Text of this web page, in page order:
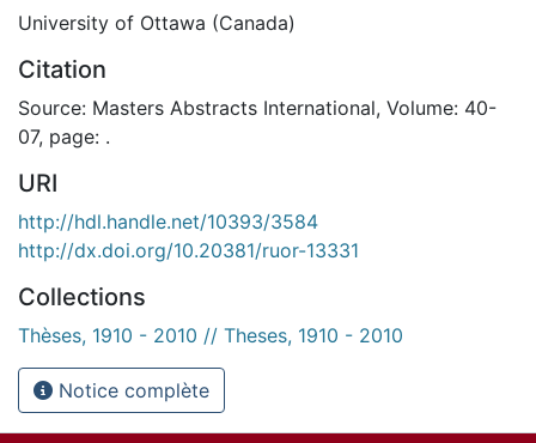
University of Ottawa (Canada)
Citation
Source: Masters Abstracts International, Volume: 40-
07, page: .
URI
http://hdl.handle.net/10393/3584
http://dx.doi.org/10.20381/ruor-13331
Collections
Thèses, 1910 - 2010 // Theses, 1910 - 2010
Notice complète